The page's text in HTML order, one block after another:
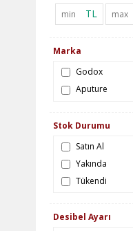
TL
Marka
Godox
Aputure
Stok Durumu
Satın Al
Yakında
Tükendi
Desibel Ayarı